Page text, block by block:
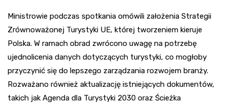
Ministrowie podczas spotkania omówili założenia Strategii
Zrównoważonej Turystyki UE, której tworzeniem kieruje
Polska. W ramach obrad zwrócono uwagę na potrzebę
ujednolicenia danych dotyczących turystyki, co mogłoby
przyczynić się do lepszego zarządzania rozwojem branży.
Rozważano również aktualizację istniejących dokumentów,
takich jak Agenda dla Turystyki 2030 oraz Ścieżka